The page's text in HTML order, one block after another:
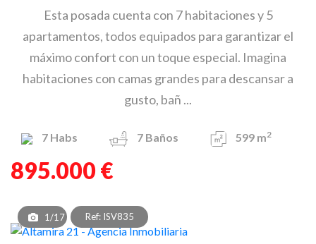
Esta posada cuenta con 7 habitaciones y 5
apartamentos, todos equipados para garantizar el
máximo confort con un toque especial. Imagina
habitaciones con camas grandes para descansar a
gusto, bañ ...
7 Habs 7 Baños 599 m2
895.000 €
1/17 Ref: ISV835